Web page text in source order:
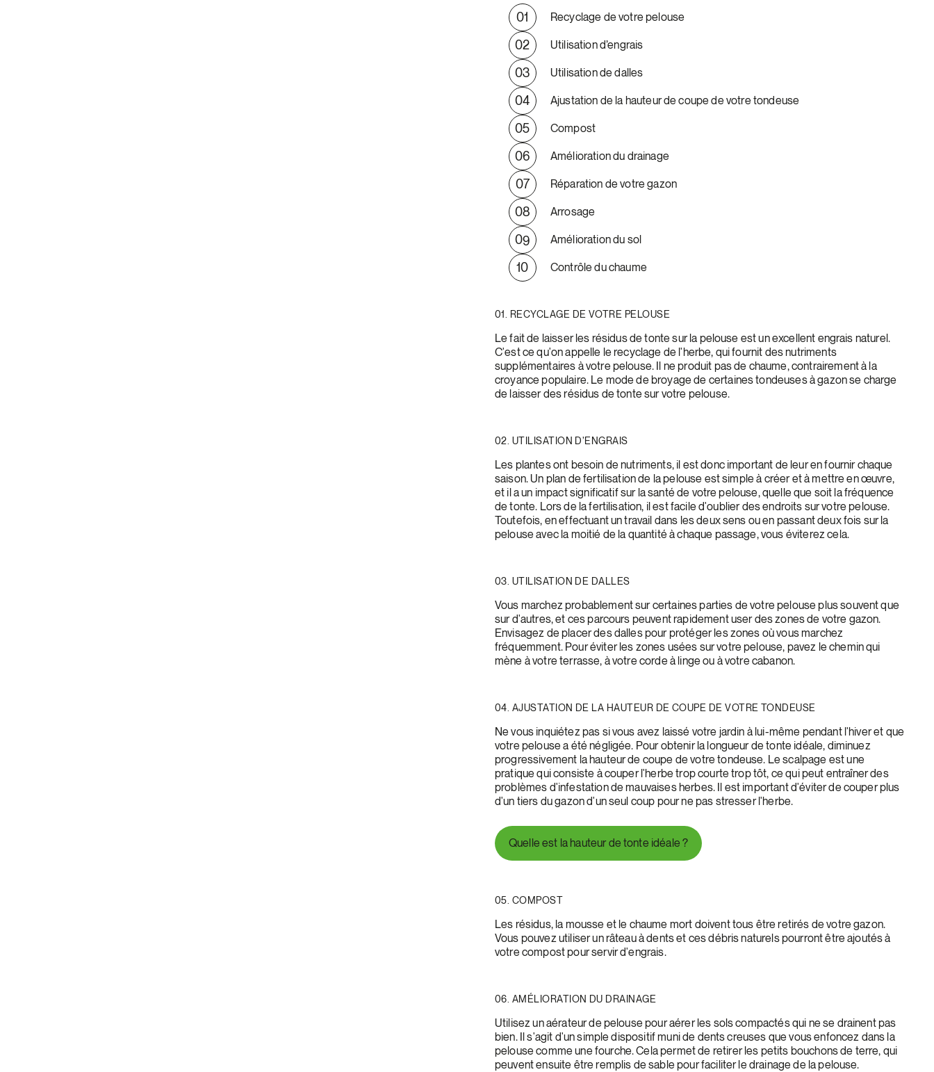
Recyclage de votre pelouse
Utilisation d’engrais
Utilisation de dalles
Ajustation de la hauteur de coupe de votre tondeuse
Compost
Amélioration du drainage
Réparation de votre gazon
Arrosage
Amélioration du sol
Contrôle du chaume
01. RECYCLAGE DE VOTRE PELOUSE
Le fait de laisser les résidus de tonte sur la pelouse est un excellent engrais naturel.
C'est ce qu'on appelle le recyclage de l'herbe, qui fournit des nutriments
supplémentaires à votre pelouse. Il ne produit pas de chaume, contrairement à la
croyance populaire. Le mode de broyage de certaines tondeuses à gazon se charge
de laisser des résidus de tonte sur votre pelouse.
02. UTILISATION D’ENGRAIS
Les plantes ont besoin de nutriments, il est donc important de leur en fournir chaque
saison. Un plan de fertilisation de la pelouse est simple à créer et à mettre en œuvre,
et il a un impact significatif sur la santé de votre pelouse, quelle que soit la fréquence
de tonte. Lors de la fertilisation, il est facile d'oublier des endroits sur votre pelouse.
Toutefois, en effectuant un travail dans les deux sens ou en passant deux fois sur la
pelouse avec la moitié de la quantité à chaque passage, vous éviterez cela.
03. UTILISATION DE DALLES
Vous marchez probablement sur certaines parties de votre pelouse plus souvent que
sur d'autres, et ces parcours peuvent rapidement user des zones de votre gazon.
Envisagez de placer des dalles pour protéger les zones où vous marchez
fréquemment. Pour éviter les zones usées sur votre pelouse, pavez le chemin qui
mène à votre terrasse, à votre corde à linge ou à votre cabanon.
04. AJUSTATION DE LA HAUTEUR DE COUPE DE VOTRE TONDEUSE
Ne vous inquiétez pas si vous avez laissé votre jardin à lui-même pendant l'hiver et que
votre pelouse a été négligée. Pour obtenir la longueur de tonte idéale, diminuez
progressivement la hauteur de coupe de votre tondeuse. Le scalpage est une
pratique qui consiste à couper l'herbe trop courte trop tôt, ce qui peut entraîner des
problèmes d'infestation de mauvaises herbes. Il est important d'éviter de couper plus
d'un tiers du gazon d'un seul coup pour ne pas stresser l'herbe.
Quelle est la hauteur de tonte idéale ?
05. COMPOST
Les résidus, la mousse et le chaume mort doivent tous être retirés de votre gazon.
Vous pouvez utiliser un râteau à dents et ces débris naturels pourront être ajoutés à
votre compost pour servir d'engrais.
06. AMÉLIORATION DU DRAINAGE
Utilisez un aérateur de pelouse pour aérer les sols compactés qui ne se drainent pas
bien. Il s'agit d'un simple dispositif muni de dents creuses que vous enfoncez dans la
pelouse comme une fourche. Cela permet de retirer les petits bouchons de terre, qui
peuvent ensuite être remplis de sable pour faciliter le drainage de la pelouse.